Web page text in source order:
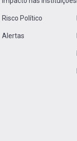
Risco Político
Alertas